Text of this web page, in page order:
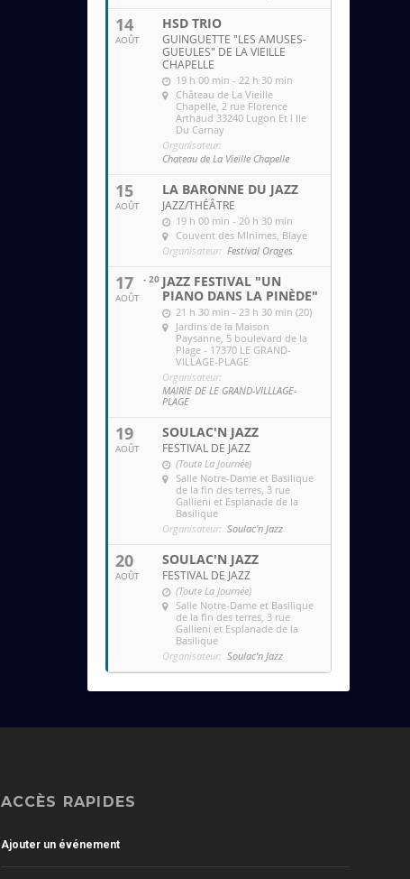
14
AOÛT
HSD TRIO
GUINGUETTE "LES AMUSES-
GUEULES" DE LA VIEILLE
CHAPELLE
19 h 00 min - 22 h 30 min
Château de La Vieille
Chapelle , 2 rue Florence
Arthaud 33240 Lugon Et l Ile
Du Carnay
Organisateur:
Chateau de La Vieille Chapelle
15
AOÛT
LA BARONNE DU JAZZ
JAZZ/THÉÂTRE
19 h 00 min - 20 h 30 min
Couvent des MInimes , Blaye
Organisateur: Festival Orages
17
AOÛT
- 20 JAZZ FESTIVAL "UN
PIANO DANS LA PINÈDE"
21 h 30 min - 23 h 30 min (20)
Jardins de la Maison
Paysanne , 5 boulevard de la
Plage - 17370 LE GRAND-
VILLAGE-PLAGE
Organisateur:
MAIRIE DE LE GRAND-VILLLAGE-
PLAGE
19
AOÛT
SOULAC'N JAZZ
FESTIVAL DE JAZZ
(Toute La Journée)
Salle Notre-Dame et Basilique
de la fin des terres , 3 rue
Gallieni et Esplanade de la
Basilique
Organisateur: Soulac'n Jazz
20
AOÛT
SOULAC'N JAZZ
FESTIVAL DE JAZZ
(Toute La Journée)
Salle Notre-Dame et Basilique
de la fin des terres , 3 rue
Gallieni et Esplanade de la
Basilique
Organisateur: Soulac'n Jazz
ACCÈS RAPIDES
Ajouter un événement